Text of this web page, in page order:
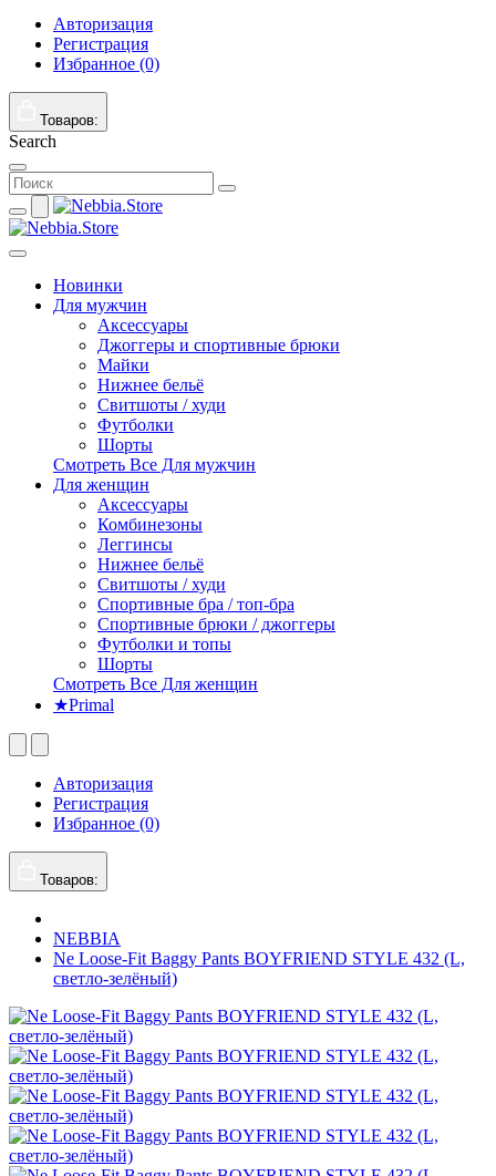
Авторизация
Регистрация
Избранное (0)
Товаров:
Search
Новинки
Для мужчин
Аксессуары
Джоггеры и спортивные брюки
Майки
Нижнее бельё
Свитшоты / худи
Футболки
Шорты
Смотреть Все Для мужчин
Для женщин
Аксессуары
Комбинезоны
Леггинсы
Нижнее бельё
Свитшоты / худи
Спортивные бра / топ-бра
Спортивные брюки / джоггеры
Футболки и топы
Шорты
Смотреть Все Для женщин
★Primal
Авторизация
Регистрация
Избранное (0)
Товаров:
NEBBIA
Ne Loose-Fit Baggy Pants BOYFRIEND STYLE 432 (L,
светло-зелёный)